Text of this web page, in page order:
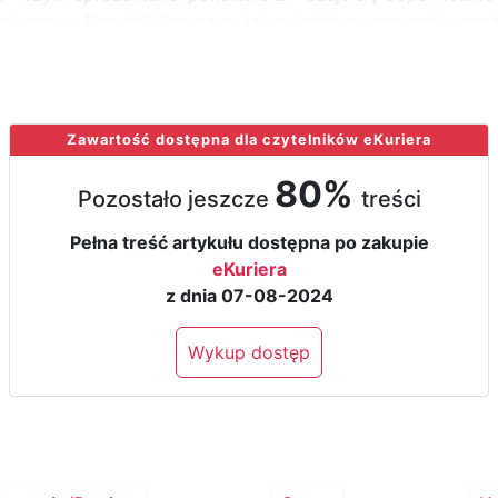
Zawartość dostępna dla czytelników eKuriera
Pozostało jeszcze 80% treści
Pełna treść artykułu dostępna po zakupie
eKuriera
z dnia 07-08-2024
Wykup dostęp